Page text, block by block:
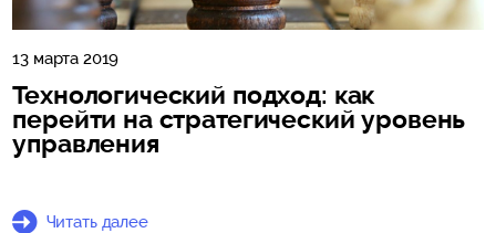
13 марта 2019
Технологический подход: как
перейти на стратегический уровень
управления
Читать далее